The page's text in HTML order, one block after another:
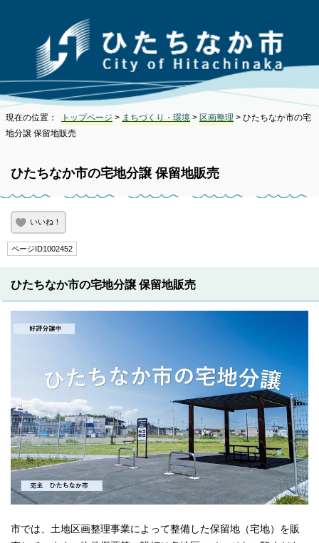
現在の位置： トップページ > まちづくり・環境 > 区画整理 > ひたちなか市の宅
地分譲 保留地販売
ひたちなか市の宅地分譲 保留地販売
いいね！
ページID1002452
ひたちなか市の宅地分譲 保留地販売
市では、土地区画整理事業によって整備した保留地（宅地）を販